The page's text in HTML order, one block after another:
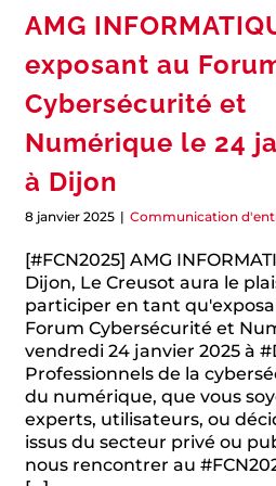
AMG
exposant au
Cybersécurité et
Numérique le 24
à Dijon
8 janvier 2025 | Communication
[#FCN2025] AMG
Dijon, Le Creusot aura le
participer en tant
Forum Cybersécurité et
vendredi 24 janvier 2025 à
Professionnels de la
du numérique, que vous
experts, utilisateurs, ou
issus du secteur privé ou
nous rencontrer au